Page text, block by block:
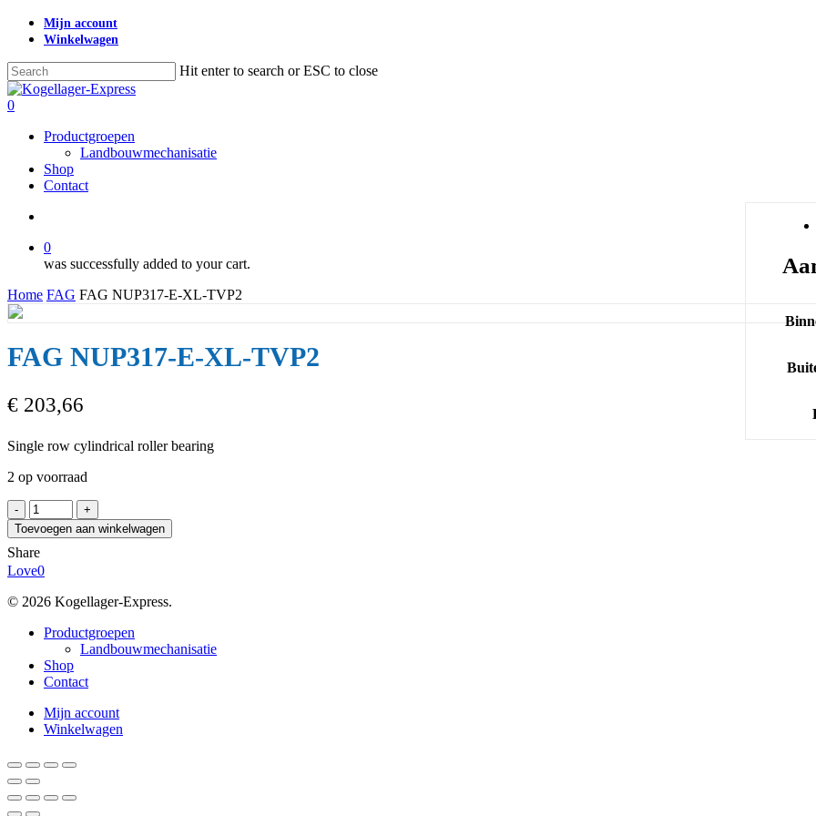
Skip
content
Mijn account
Winkelwagen
Hit enter to search or ESC to close
Close
Search
search
0
Productgroepen
Landbouwmechanisatie
Shop
Contact
0
was successfully added to your cart.
Home FAG FAG NUP317-E-XL-TVP2
FAG NUP317-E-XL-TVP2
€ 203,66
Single row cylindrical roller bearing
2 op voorraad
FAG
NUP317-
E-
XL-
TVP2
Toevoegen aan winkelwagen
Share
Love0
© 2026 Kogellager-Express.
Close
Productgroepen
Landbouwmechanisatie
Shop
Contact
Mijn account
Winkelwagen